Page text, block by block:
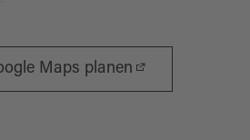
Maps planen